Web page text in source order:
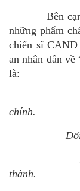
Bên cạnh
những phẩm
chiến sĩ CAND
an nhân dân
là:
chính.
Đối với
Đối với
thành.